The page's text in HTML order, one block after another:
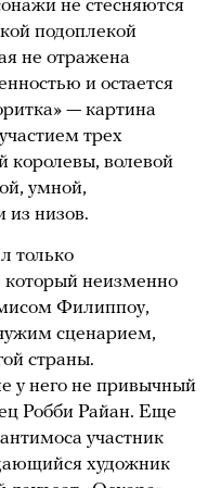
не стесняются
подоплекой
не отражена
и остается
— картина
трех
волевой
умной,
из низов.
только
неизменно
Филиппоу,
сценарием,
страны.
у него не привычный
Робби Райан. Еще
участник
художник